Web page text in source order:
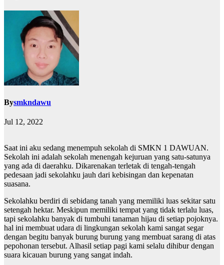
Bysmkndawu
Jul 12, 2022
Saat ini aku sedang menempuh sekolah di SMKN 1 DAWUAN.
Sekolah ini adalah sekolah menengah kejuruan yang satu-satunya
yang ada di daerahku. Dikarenakan terletak di tengah-tengah
pedesaan jadi sekolahku jauh dari kebisingan dan kepenatan
suasana.
Sekolahku berdiri di sebidang tanah yang memiliki luas sekitar satu
setengah hektar. Meskipun memiliki tempat yang tidak terlalu luas,
tapi sekolahku banyak di tumbuhi tanaman hijau di setiap pojoknya.
hal ini membuat udara di lingkungan sekolah kami sangat segar
dengan begitu banyak burung burung yang membuat sarang di atas
pepohonan tersebut. Alhasil setiap pagi kami selalu dihibur dengan
suara kicauan burung yang sangat indah.